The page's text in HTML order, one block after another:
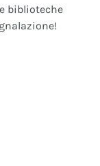
biblioteche